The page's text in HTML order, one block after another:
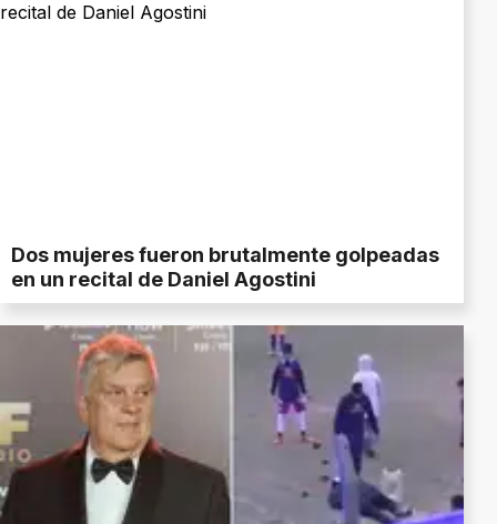
Dos mujeres fueron brutalmente golpeadas
en un recital de Daniel Agostini